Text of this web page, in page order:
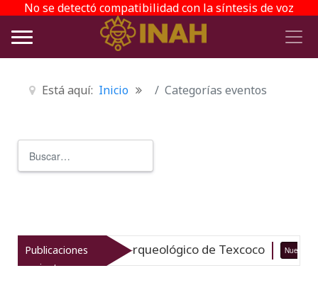
No se detectó compatibilidad con la síntesis de voz
Está aquí: Inicio Categorías eventos
Publicaciones
recientes
el patrimonio arqueológico de Texcoco Nuevo